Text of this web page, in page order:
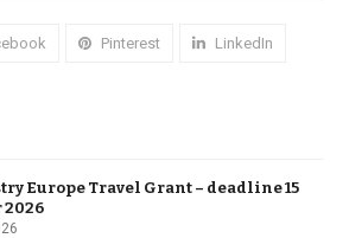
Pinterest LinkedIn
Europe Travel Grant – deadline 15
2026